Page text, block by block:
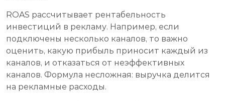
ROAS рассчитывает рентабельность
инвестиций в рекламу. Например, если
подключены несколько каналов, то важно
оценить, какую прибыль приносит каждый из
каналов, и отказаться от неэффективных
каналов. Формула несложная: выручка делится
на рекламные расходы.